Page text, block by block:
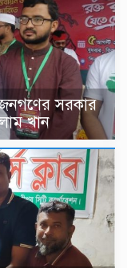
জনগণের সরকার
খান